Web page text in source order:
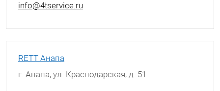
info@4tservice.ru
RETT Анапа
г. Анапа, ул. Краснодарская, д. 51